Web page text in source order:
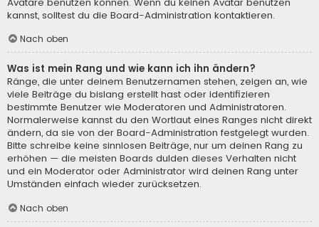
kannst, solltest du die Board-Administration kontaktieren.
Nach oben
Was ist mein Rang und wie kann ich ihn ändern?
Ränge, die unter deinem Benutzernamen stehen, zeigen an, wie
viele Beiträge du bislang erstellt hast oder identifizieren
bestimmte Benutzer wie Moderatoren und Administratoren.
Normalerweise kannst du den Wortlaut eines Ranges nicht direkt
ändern, da sie von der Board-Administration festgelegt wurden.
Bitte schreibe keine sinnlosen Beiträge, nur um deinen Rang zu
erhöhen — die meisten Boards dulden dieses Verhalten nicht
und ein Moderator oder Administrator wird deinen Rang unter
Umständen einfach wieder zurücksetzen.
Nach oben